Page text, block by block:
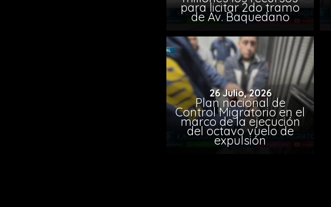
para licitar 2do tramo
de Av. Baquedano
26 Julio, 2026
Plan nacional de
Control Migratorio en el
marco de la ejecución
del octavo vuelo de
expulsión